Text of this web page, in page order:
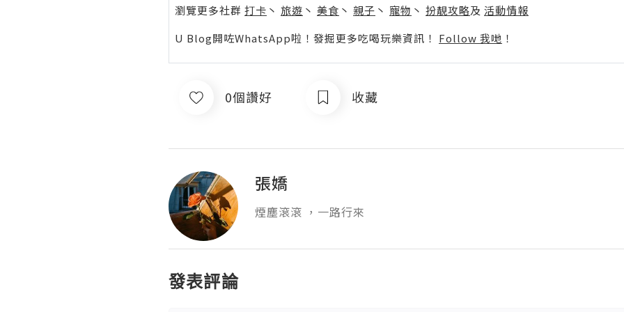
瀏覽更多社群 打卡 丶 旅遊 丶 美食 丶 親子 丶 寵物 丶 扮靚攻略及 活動情報
U Blog開咗WhatsApp啦！發掘更多吃喝玩樂資訊！ Follow 我哋 ！
0個讚好 收藏
張嬌
煙塵滾滾 ，一路行來
發表評論